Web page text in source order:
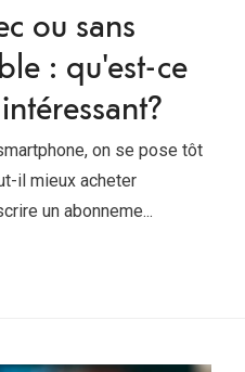
ou sans
: qu'est-ce
on se pose tôt
il mieux acheter
un abonneme...